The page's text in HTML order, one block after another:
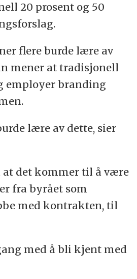
20 prosent og 50
flere burde lære av
mener at tradisjonell
employer branding
lære av dette, sier
at det kommer til å være
fra byrået som
med kontrakten, til
med å bli kjent med